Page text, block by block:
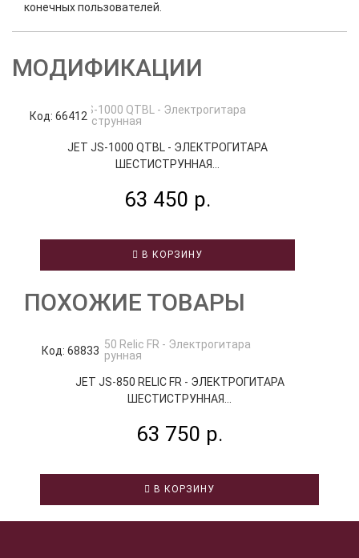
конечных пользователей.
МОДИФИКАЦИИ
Код: 66412
JET JS-1000 QTBL - ЭЛЕКТРОГИТАРА
ШЕСТИСТРУННАЯ...
63 450 р.
В КОРЗИНУ
ПОХОЖИЕ ТОВАРЫ
Код: 68833
JET JS-850 RELIC FR - ЭЛЕКТРОГИТАРА
ШЕСТИСТРУННАЯ...
63 750 р.
В КОРЗИНУ